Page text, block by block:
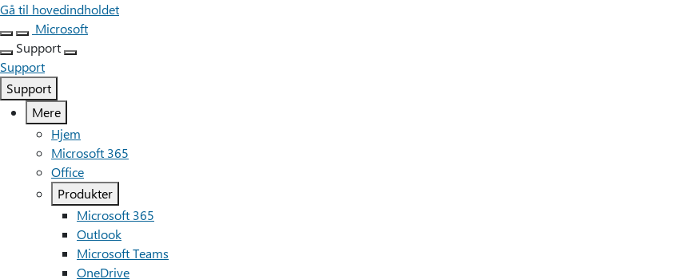
Gå til hovedindholdet
Microsoft
Support
Support
Support
Mere
Hjem
Microsoft 365
Office
Produkter
Microsoft 365
Outlook
Microsoft Teams
OneDrive